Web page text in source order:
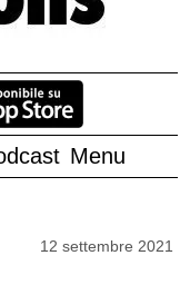
Menu
12 settembre 2021